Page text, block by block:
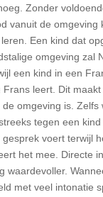
Zonder
vanuit de omgeving
Een kind dat
omgeving zal
een kind in een
Frans leert. Dit
de omgeving is. Zelfs
tegen een kind
gesprek voert terwijl
het mee. Directe
waardevoller.
met veel intonatie